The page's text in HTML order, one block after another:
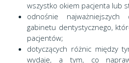
wszystko okiem pacjenta lub
odnośnie
gabinetu dentystycznego,
pacjentów;
dotyczących różnic między
wydaje, a tym, co